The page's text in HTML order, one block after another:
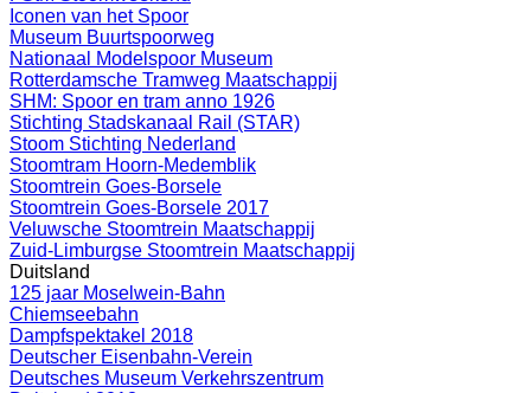
Iconen van het Spoor
Museum Buurtspoorweg
Nationaal Modelspoor Museum
Rotterdamsche Tramweg Maatschappij
SHM: Spoor en tram anno 1926
Stichting Stadskanaal Rail (STAR)
Stoom Stichting Nederland
Stoomtram Hoorn-Medemblik
Stoomtrein Goes-Borsele
Stoomtrein Goes-Borsele 2017
Veluwsche Stoomtrein Maatschappij
Zuid-Limburgse Stoomtrein Maatschappij
Duitsland
125 jaar Moselwein-Bahn
Chiemseebahn
Dampfspektakel 2018
Deutscher Eisenbahn-Verein
Deutsches Museum Verkehrszentrum